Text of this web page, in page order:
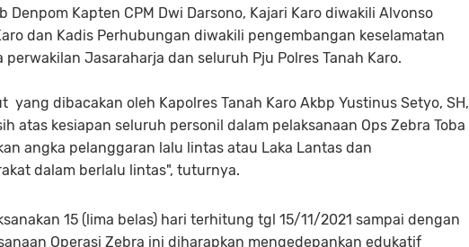
Denpom Kapten CPM Dwi Darsono, Kajari Karo diwakili Alvonso
dan Kadis Perhubungan diwakili pengembangan keselamatan
Jasaraharja dan seluruh Pju Polres Tanah Karo.
yang dibacakan oleh Kapolres Tanah Karo Akbp Yustinus Setyo, SH,
atas kesiapan seluruh personil dalam pelaksanaan Ops Zebra Toba
angka pelanggaran lalu lintas atau Laka Lantas dan
dalam berlalu lintas", tuturnya.
15 (lima belas) hari terhitung tgl 15/11/2021 sampai dengan
Operasi Zebra ini diharapkan mengedepankan edukatif